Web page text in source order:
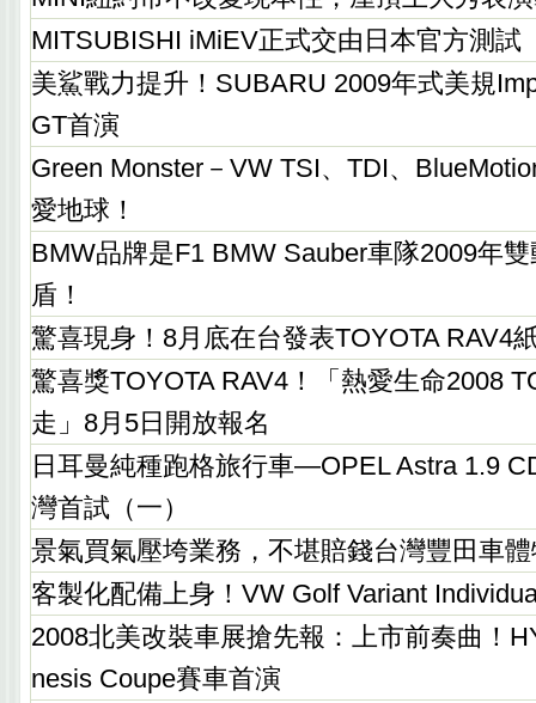
MITSUBISHI iMiEV正式交由日本官方測試
美鯊戰力提升！SUBARU 2009年式美規
GT首演
Green Monster－VW TSI、TDI、
愛地球！
BMW品牌是F1 BMW Sauber車隊2009年
盾！
驚喜現身！8月底在台發表TOYOTA RAV4
驚喜獎TOYOTA RAV4！「熱愛生命2008
走」8月5日開放報名
日耳曼純種跑格旅行車—OPEL Astra 1.9
灣首試（一）
景氣買氣壓垮業務，不堪賠錢台灣豐田車
客製化配備上身！VW Golf Variant
2008北美改裝車展搶先報：上市前奏曲！
nesis Coupe賽車首演